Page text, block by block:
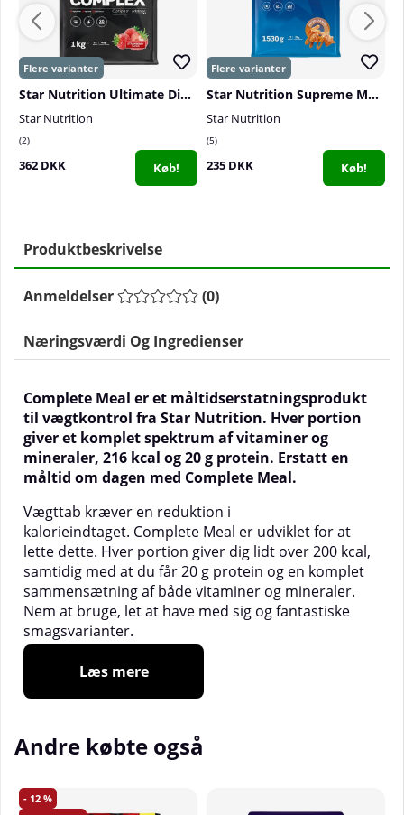
Star Nutrition Ultimate Diet Complex, 1 kg
Star Nutrition
2
362 DKK Køb!
Star Nutrition Supreme Mass, 1530 g
Star Nutrition
5
235 DKK Køb!
Produktbeskrivelse
Anmeldelser (0)
Næringsværdi Og Ingredienser
Complete Meal er et måltidserstatningsprodukt
til vægtkontrol fra Star Nutrition. Hver portion
giver et komplet spektrum af vitaminer og
mineraler, 216 kcal og 20 g protein. Erstatt en
måltid om dagen med Complete Meal.
Vægttab kræver en reduktion i
kalorieindtaget. Complete Meal er udviklet for at
lette dette. Hver portion giver dig lidt over 200 kcal,
samtidig med at du får 20 g protein og en komplet
sammensætning af både vitaminer og mineraler.
Nem at bruge, let at have med sig og fantastiske
smagsvarianter.
Komplet måltidserstatning
Erstatning for ét måltid
Nem at have med sig
Højt proteinindhold
Læs mere
Andre købte også
12